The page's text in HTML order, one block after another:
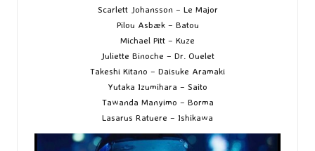
Scarlett Johansson – Le Major
Pilou Asbæk – Batou
Michael Pitt – Kuze
Juliette Binoche – Dr. Ouelet
Takeshi Kitano – Daisuke Aramaki
Yutaka Izumihara – Saito
Tawanda Manyimo – Borma
Lasarus Ratuere – Ishikawa